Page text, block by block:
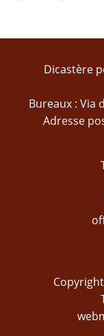
Dicastère
Bureaux : Via
Adresse